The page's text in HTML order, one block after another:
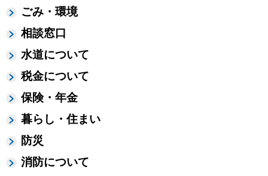
ごみ・環境
相談窓口
水道について
税金について
保険・年金
暮らし・住まい
防災
消防について